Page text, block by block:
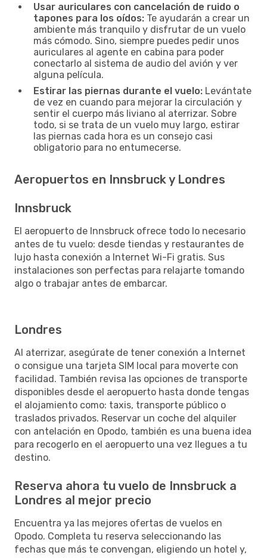
Usar auriculares con cancelación de ruido o
tapones para los oídos: Te ayudarán a crear un
ambiente más tranquilo y disfrutar de un vuelo
más cómodo. Sino, siempre puedes pedir unos
auriculares al agente en cabina para poder
conectarlo al sistema de audio del avión y ver
alguna película.
Estirar las piernas durante el vuelo: Levántate
de vez en cuando para mejorar la circulación y
sentir el cuerpo más liviano al aterrizar. Sobre
todo, si se trata de un vuelo muy largo, estirar
las piernas cada hora es un consejo casi
obligatorio para no entumecerse.
Aeropuertos en Innsbruck y Londres
Innsbruck
El aeropuerto de Innsbruck ofrece todo lo necesario
antes de tu vuelo: desde tiendas y restaurantes de
lujo hasta conexión a Internet Wi-Fi gratis. Sus
instalaciones son perfectas para relajarte tomando
algo o trabajar antes de embarcar.
Londres
Al aterrizar, asegúrate de tener conexión a Internet
o consigue una tarjeta SIM local para moverte con
facilidad. También revisa las opciones de transporte
disponibles desde el aeropuerto hasta donde tengas
el alojamiento como: taxis, transporte público o
traslados privados. Reservar un coche del alquiler
con antelación en Opodo, también es una buena idea
para recogerlo en el aeropuerto una vez llegues a tu
destino.
Reserva ahora tu vuelo de Innsbruck a
Londres al mejor precio
Encuentra ya las mejores ofertas de vuelos en
Opodo. Completa tu reserva seleccionando las
fechas que más te convengan, eligiendo un hotel y,